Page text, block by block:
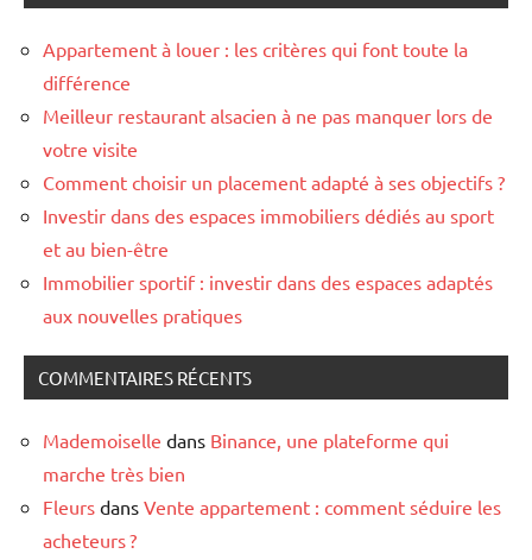
Appartement à louer : les critères qui font toute la
différence
Meilleur restaurant alsacien à ne pas manquer lors de
votre visite
Comment choisir un placement adapté à ses objectifs ?
Investir dans des espaces immobiliers dédiés au sport
et au bien-être
Immobilier sportif : investir dans des espaces adaptés
aux nouvelles pratiques
COMMENTAIRES RÉCENTS
Mademoiselle dans Binance, une plateforme qui
marche très bien
Fleurs dans Vente appartement : comment séduire les
acheteurs ?